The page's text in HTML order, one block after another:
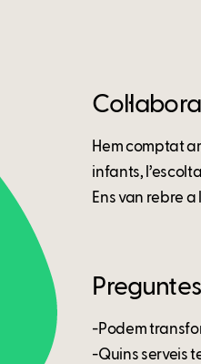
Hem comptat
infants,
Ens van rebre
-Podem
-Quins serveis